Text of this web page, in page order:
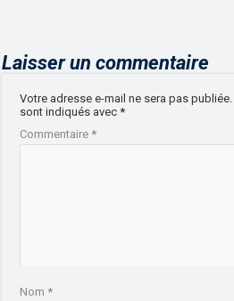
Laisser un commentaire
Votre adresse e-mail ne sera pas publiée.
sont indiqués avec*
Commentaire*
Nom*